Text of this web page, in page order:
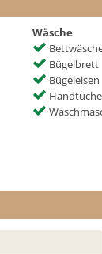
Wäsche
Bügelbrett
Bügeleisen